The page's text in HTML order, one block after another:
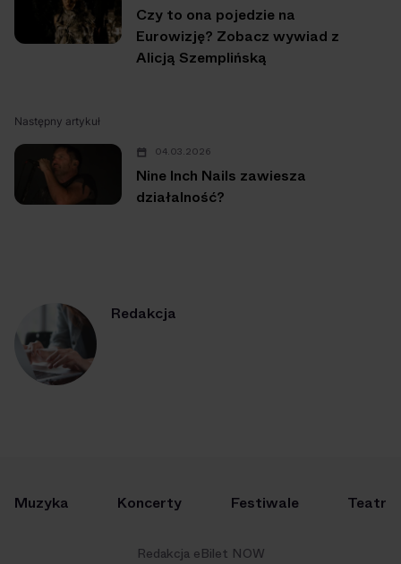
Czy to ona pojedzie na
Eurowizję? Zobacz wywiad z
Alicją Szemplińską
Następny artykuł
04.03.2026
Nine Inch Nails zawiesza
działalność?
Redakcja
Muzyka Koncerty Festiwale Teatr
Redakcja eBilet NOW